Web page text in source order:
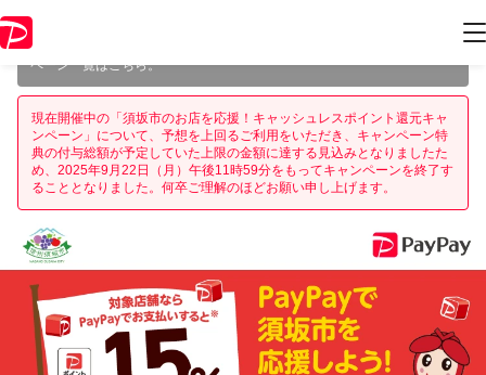
ジ内の情報はキャンペーン終了時点のものになります。
ペーン一覧はこちら。
現在開催中の「須坂市のお店を応援！キャッシュレスポイント還元キャ
ンペーン」について、予想を上回るご利用をいただき、キャンペーン特
典の付与総額が予定していた上限の金額に達する見込みとなりましたた
め、2025年9月22日（月）午後11時59分をもってキャンペーンを終了す
ることとなりました。何卒ご理解のほどお願い申し上げます。